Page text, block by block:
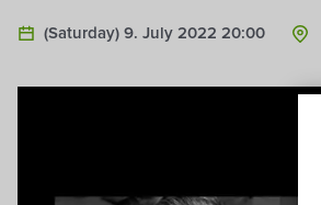
(Saturday) 9. July 2022 20:00